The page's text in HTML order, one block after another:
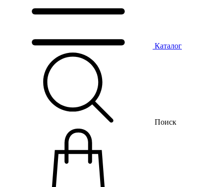
Каталог
Поиск